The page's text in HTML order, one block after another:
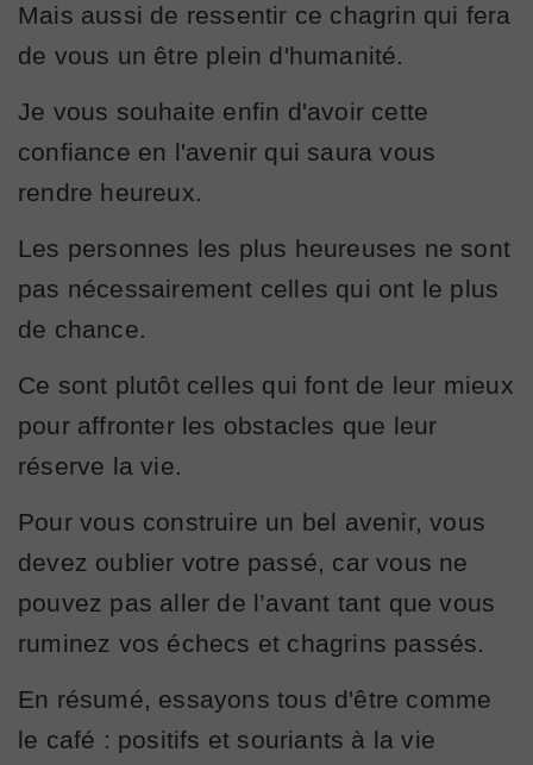
Mais aussi de ressentir ce chagrin qui fera
de vous un être plein d'humanité.
Je vous souhaite enfin d'avoir cette
confiance en l'avenir qui saura vous
rendre heureux.
Les personnes les plus heureuses ne sont
pas nécessairement celles qui ont le plus
de chance.
Ce sont plutôt celles qui font de leur mieux
pour affronter les obstacles que leur
réserve la vie.
Pour vous construire un bel avenir, vous
devez oublier votre passé, car vous ne
pouvez pas aller de l’avant tant que vous
ruminez vos échecs et chagrins passés.
En résumé, essayons tous d'être comme
le café : positifs et souriants à la vie